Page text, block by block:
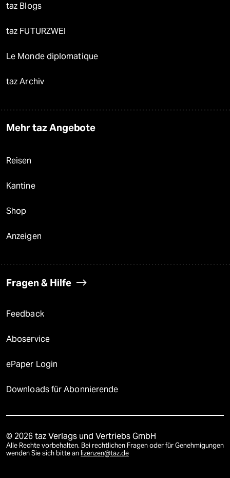
taz Blogs
taz FUTURZWEI
Le Monde diplomatique
taz Archiv
Mehr taz Angebote
Reisen
Kantine
Shop
Anzeigen
Fragen & Hilfe
Feedback
Aboservice
ePaper Login
Downloads für Abonnierende
© 2026 taz Verlags und Vertriebs GmbH
Alle Rechte vorbehalten. Bei rechtlichen Fragen oder für Genehmigungen
wenden Sie sich bitte an lizenzen@taz.de